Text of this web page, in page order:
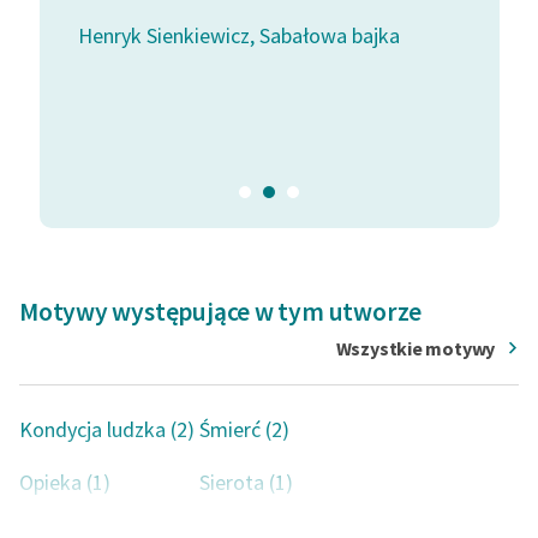
autor: Cezary Ryska
Henryk Sienkiewicz, Sabałowa bajka
Motywy występujące w tym utworze
Wszystkie motywy
Kondycja ludzka (2) Śmierć (2)
Opieka (1)
Sierota (1)